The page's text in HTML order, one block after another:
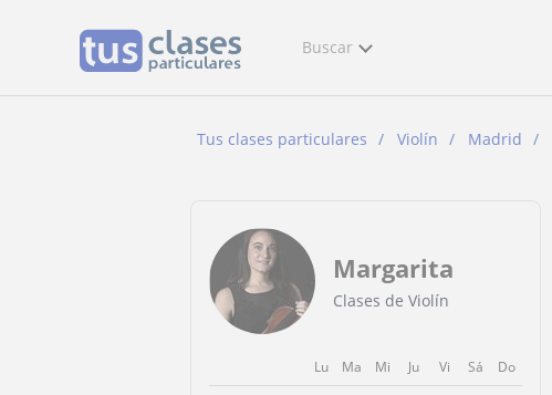
Buscar
Tus clases particulares Violín Madrid
Margarita
Clases de Violín
Lu Ma Mi Ju Vi Sá Do